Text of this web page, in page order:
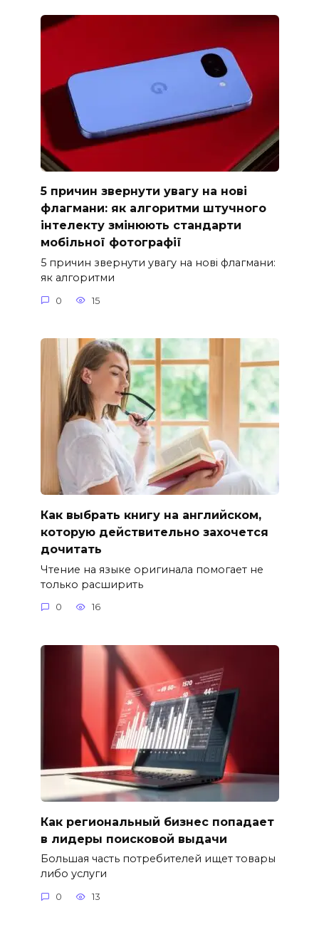
5 причин звернути увагу на нові
флагмани: як алгоритми штучного
інтелекту змінюють стандарти
мобільної фотографії
5 причин звернути увагу на нові флагмани:
як алгоритми
0 15
Как выбрать книгу на английском,
которую действительно захочется
дочитать
Чтение на языке оригинала помогает не
только расширить
0 16
Как региональный бизнес попадает
в лидеры поисковой выдачи
Большая часть потребителей ищет товары
либо услуги
0 13